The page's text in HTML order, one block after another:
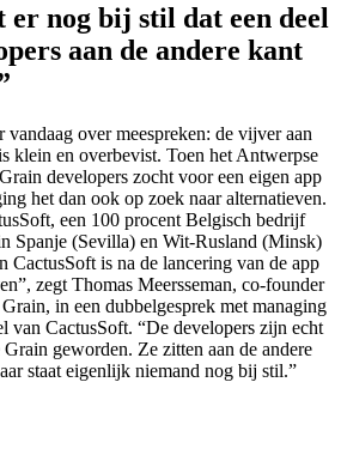
er nog bij stil dat een deel
aan de andere kant
over meespreken: de vijver aan
klein en overbevist. Toen het Antwerpse
developers zocht voor een eigen app
het dan ook op zoek naar alternatieven.
een 100 procent Belgisch bedrijf
Spanje (Sevilla) en Wit-Rusland (Minsk)
CactusSoft is na de lancering van de app
zegt Thomas Meersseman, co-founder
in een dubbelgesprek met managing
van CactusSoft. “De developers zijn echt
geworden. Ze zitten aan de andere
staat eigenlijk niemand nog bij stil.”